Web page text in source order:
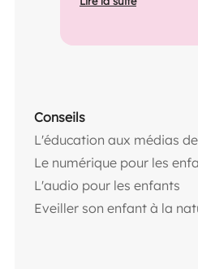
Conseils
L'éducation aux médias
Le numérique pour les
L'audio pour les enfants
Eveiller son enfant à la